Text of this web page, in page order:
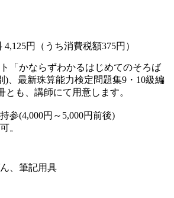
4,125円（うち消費税額375円）
「かならずわかるはじめてのそろば
)、最新珠算能力検定問題集9・10級編
とも、講師にて用意します。
参(4,000円～5,000円前後)
。
、筆記用具